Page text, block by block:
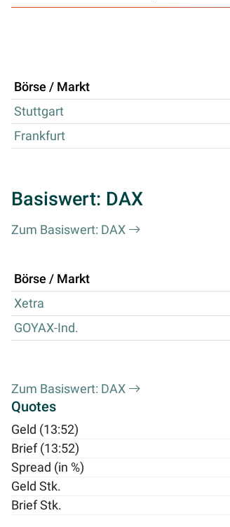
Börse / Markt
Stuttgart
Frankfurt
Basiswert: DAX
Zum Basiswert: DAX
Börse / Markt
Xetra
GOYAX-Ind.
Zum Basiswert: DAX
Quotes
Geld (13:52)
Brief (13:52)
Spread (in %)
Geld Stk.
Brief Stk.